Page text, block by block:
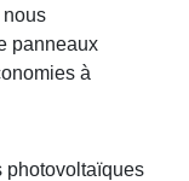
nous
panneaux
à
photovoltaïques